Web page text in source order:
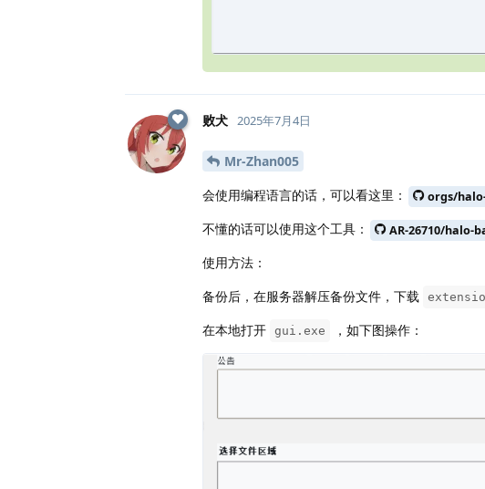
败犬 2025年7月4日
Mr-Zhan005
会使用编程语言的话，可以看这里：
orgs/
不懂的话可以使用这个工具：
AR-26710/halo-
使用方法：
备份后，在服务器解压备份文件，下载
在本地打开 gui.exe ，如下图操作：